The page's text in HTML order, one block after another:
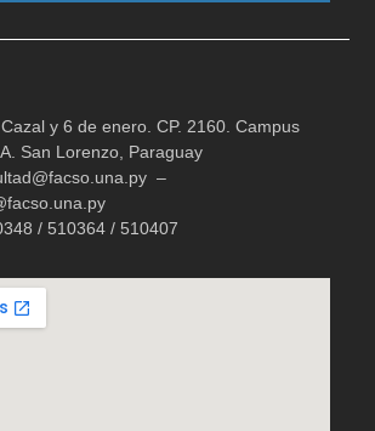
y 6 de enero. CP. 2160. Campus
San Lorenzo, Paraguay
–
/ 510364 / 510407